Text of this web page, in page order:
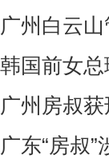
广州白云
韩国前女
广州房叔
广东“房叔